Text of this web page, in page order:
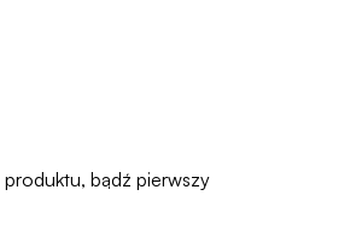
bądź pierwszy